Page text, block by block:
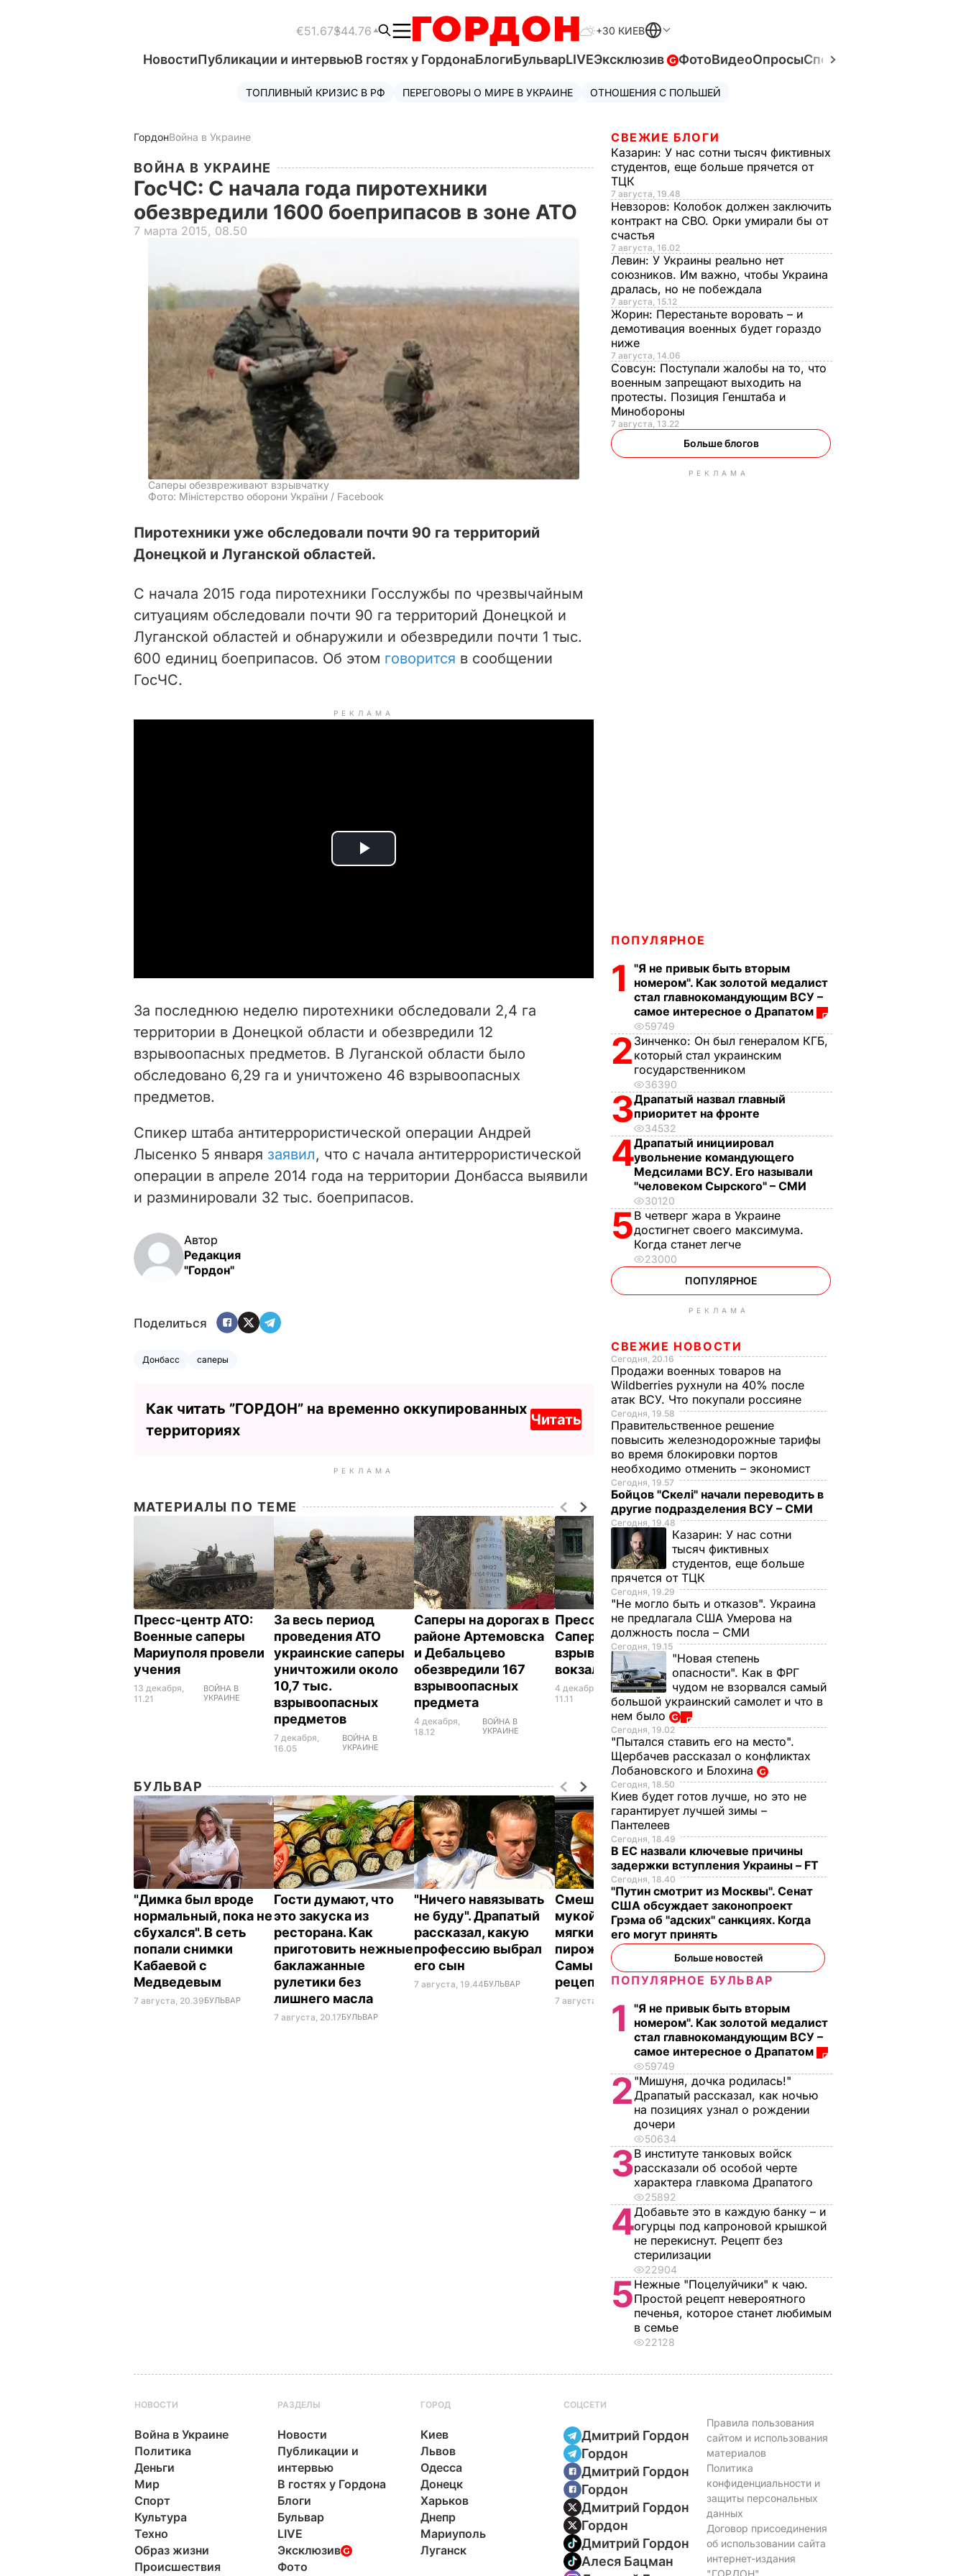
€51.67$44.76 +30 КИЕВ
НовостиПубликации и интервьюВ гостях у ГордонаБлогиБульварLIVEЭксклюзив ФотоВидеоОпросыСпецпроекты
ТОПЛИВНЫЙ КРИЗИС В РФ ПЕРЕГОВОРЫ О МИРЕ В УКРАИНЕ ОТНОШЕНИЯ С ПОЛЬШЕЙ
ГордонВойна в Украине
ВОЙНА В УКРАИНЕ
ГосЧС: С начала года пиротехники
обезвредили 1600 боеприпасов в зоне АТО
7 марта 2015, 08.50
Саперы обезвреживают взрывчатку
Фото: Міністерство оборони України / Facebook
Пиротехники уже обследовали почти 90 га территорий
Донецкой и Луганской областей.
С начала 2015 года пиротехники Госслужбы по чрезвычайным
ситуациям обследовали почти 90 га территорий Донецкой и
Луганской областей и обнаружили и обезвредили почти 1 тыс.
600 единиц боеприпасов. Об этом говорится в сообщении
ГосЧС.
РЕКЛАМА
P
d
o
За последнюю неделю пиротехники обследовали 2,4 га
территории в Донецкой области и обезвредили 12
взрывоопасных предметов. В Луганской области было
обследовано 6,29 га и уничтожено 46 взрывоопасных
предметов.
Спикер штаба антитеррористической операции Андрей
Лысенко 5 января заявил, что с начала антитеррористической
операции в апреле 2014 года на территории Донбасса выявили
и разминировали 32 тыс. боеприпасов.
Автор
Редакция
"Гордон"
Поделиться
Донбасс саперы
Как читать ”ГОРДОН” на временно оккупированных
территориях
Читать
РЕКЛАМА
МАТЕРИАЛЫ ПО ТЕМЕ
Пресс-центр АТО:
Военные саперы
Мариуполя провели
учения
13 декабря,
11.21
ВОЙНА В
УКРАИНЕ
За весь период
проведения АТО
украинские саперы
уничтожили около
10,7 тыс.
взрывоопасных
предметов
7 декабря,
16.05
ВОЙНА В
УКРАИНЕ
Саперы на дорогах в
районе Артемовска
и Дебальцево
обезвредили 167
взрывоопасных
предмета
4 декабря,
18.12
ВОЙНА В
УКРАИНЕ
Пресс-центр АТО:
Саперы обезвредили
взрывчатку на
вокзале Мариуполя
4 декабря,
11.11
ВОЙНА В
УКРАИНЕ
Саперы очистили от
мин дороги вблизи
Мариуполя
2 ноября, 10.36ВОЙНА В УКРАИНЕ
БУЛЬВАР
"Димка был вроде
нормальный, пока не
сбухался". В сеть
попали снимки
Кабаевой с
Медведевым
7 августа, 20.39БУЛЬВАР
Гости думают, что
это закуска из
ресторана. Как
приготовить нежные
баклажанные
рулетики без
лишнего масла
7 августа, 20.17БУЛЬВАР
"Ничего навязывать
не буду". Драпатый
рассказал, какую
профессию выбрал
его сын
7 августа, 19.44БУЛЬВАР
Смешайте это с
мукой – и целая гора
мягких, словно пух,
пирожков готова.
Самый лучший
рецепт
7 августа, 18.16
Три важных шага – и
ваш салат из свеклы
будет невероятным
СВЕЖИЕ БЛОГИ
Казарин: У нас сотни тысяч фиктивных
студентов, еще больше прячется от
ТЦК
7 августа, 19.48
Невзоров: Колобок должен заключить
контракт на СВО. Орки умирали бы от
счастья
7 августа, 16.02
Левин: У Украины реально нет
союзников. Им важно, чтобы Украина
дралась, но не побеждала
7 августа, 15.12
Жорин: Перестаньте воровать – и
демотивация военных будет гораздо
ниже
7 августа, 14.06
Совсун: Поступали жалобы на то, что
военным запрещают выходить на
протесты. Позиция Генштаба и
Минобороны
7 августа, 13.22
Больше блогов
РЕКЛАМА
ПОПУЛЯРНОЕ
1
"Я не привык быть вторым
номером". Как золотой медалист
стал главнокомандующим ВСУ –
самое интересное о Драпатом
59749
2 Зинченко: Он был генералом КГБ,
который стал украинским
государственником
36390
3Драпатый назвал главный
приоритет на фронте
34532
4Драпатый инициировал
увольнение командующего
Медсилами ВСУ. Его называли
"человеком Сырского" – СМИ
30120
5В четверг жара в Украине
достигнет своего максимума.
Когда станет легче
23000
ПОПУЛЯРНОЕ
РЕКЛАМА
СВЕЖИЕ НОВОСТИ
Сегодня, 20.16
Продажи военных товаров на
Wildberries рухнули на 40% после
атак ВСУ. Что покупали россияне
Сегодня, 19.58
Правительственное решение
повысить железнодорожные тарифы
во время блокировки портов
необходимо отменить – экономист
Сегодня, 19.57
Бойцов "Скелі" начали переводить в
другие подразделения ВСУ – СМИ
Сегодня, 19.48
Казарин: У нас сотни
тысяч фиктивных
студентов, еще больше
прячется от ТЦК
Сегодня, 19.29
"Не могло быть и отказов". Украина
не предлагала США Умерова на
должность посла – СМИ
Сегодня, 19.15
"Новая степень
опасности". Как в ФРГ
чудом не взорвался самый
большой украинский самолет и что в
нем было
Сегодня, 19.02
"Пытался ставить его на место".
Щербачев рассказал о конфликтах
Лобановского и Блохина
Сегодня, 18.50
Киев будет готов лучше, но это не
гарантирует лучшей зимы –
Пантелеев
Сегодня, 18.49
В ЕС назвали ключевые причины
задержки вступления Украины – FT
Сегодня, 18.40
"Путин смотрит из Москвы". Сенат
США обсуждает законопроект
Грэма об "адских" санкциях. Когда
его могут принять
Больше новостей
ПОПУЛЯРНОЕ БУЛЬВАР
1
"Я не привык быть вторым
номером". Как золотой медалист
стал главнокомандующим ВСУ –
самое интересное о Драпатом
59749
2 "Мишуня, дочка родилась!"
Драпатый рассказал, как ночью
на позициях узнал о рождении
дочери
50634
3В институте танковых войск
рассказали об особой черте
характера главкома Драпатого
25892
4Добавьте это в каждую банку – и
огурцы под капроновой крышкой
не перекиснут. Рецепт без
стерилизации
22904
5Нежные "Поцелуйчики" к чаю.
Простой рецепт невероятного
печенья, которое станет любимым
в семье
22128
НОВОСТИ
Война в Украине
Политика
Деньги
Мир
Спорт
Культура
Техно
Образ жизни
Происшествия
РАЗДЕЛЫ
Новости
Публикации и
интервью
В гостях у Гордона
Блоги
Бульвар
LIVE
Эксклюзив
Фото
ГОРОД
Киев
Львов
Одесса
Донецк
Харьков
Днепр
Мариуполь
Луганск
СОЦСЕТИ
Дмитрий Гордон
Гордон
Дмитрий Гордон
Гордон
Дмитрий Гордон
Гордон
Дмитрий Гордон
Алеся Бацман
Правила пользования
сайтом и использования
материалов
Политика
конфиденциальности и
защиты персональных
данных
Договор присоединения
об использовании сайта
интернет-издания
"ГОРДОН"